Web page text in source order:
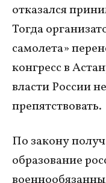
отказался
Тогда
самолета»
конгресс в
власти России
препятствовать.
По закону
образование